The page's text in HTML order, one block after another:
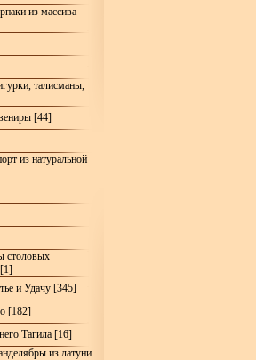
из массива
талисманы,
[44]
из натуральной
столовых
и Удачу [345]
[182]
Тагила [16]
из латуни